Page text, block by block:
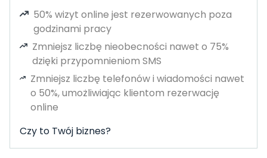
50% wizyt online jest rezerwowanych poza
godzinami pracy
Zmniejsz liczbę nieobecności nawet o 75%
dzięki przypomnieniom SMS
Zmniejsz liczbę telefonów i wiadomości nawet
o 50%, umożliwiając klientom rezerwację
online
Czy to Twój biznes?